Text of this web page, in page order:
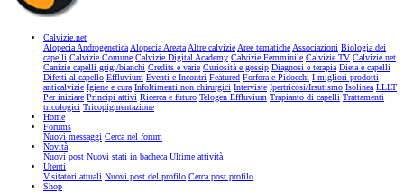
Calvizie.net
Alopecia AndrogeneticaAlopecia AreataAltre calvizieAree tematicheAssociazioni Biologia dei
capelli Calvizie Comune Calvizie Digital Academy Calvizie Femminile Calvizie TV Calvizie.net
Canizie capelli grigi/bianchi Credits e varie Curiosità e gossip Diagnosi e terapia Dieta e capelli
Difetti al capello Effluvium Eventi e Incontri Featured Forfora e Pidocchi I migliori prodotti
anticalvizie Igiene e cura Infoltimenti non chirurgici Interviste Ipertricosi/Irsutismo Isolinea LLLT
Per iniziare Principi attivi Ricerca e futuro Telogen Effluvium Trapianto di capelli Trattamenti
tricologici Tricopigmentazione
Home
Forums
Nuovi messaggi Cerca nel forum
Novità
Nuovi post Nuovi stati in bacheca Ultime attività
Utenti
Visitatori attuali Nuovi post del profilo Cerca post profilo
Shop